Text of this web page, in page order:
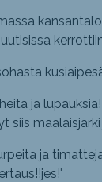
ja
siis maalaisjärki
ja
"